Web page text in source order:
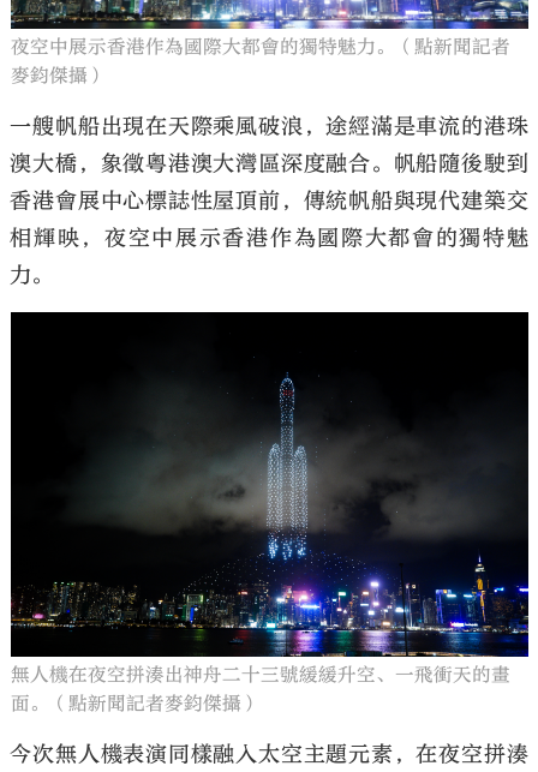
夜空中展示香港作為國際大都會的獨特魅力。（點新聞記者
麥鈞傑攝）
一艘帆船出現在天際乘風破浪，途經滿是車流的港珠
澳大橋，象徵粵港澳大灣區深度融合。帆船隨後駛到
香港會展中心標誌性屋頂前，傳統帆船與現代建築交
相輝映，夜空中展示香港作為國際大都會的獨特魅
力。
無人機在夜空拼湊出神舟二十三號緩緩升空、一飛衝天的畫
面。（點新聞記者麥鈞傑攝）
今次無人機表演同樣融入太空主題元素，在夜空拼湊